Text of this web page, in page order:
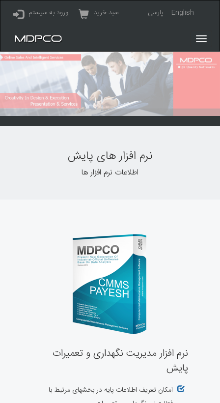
پارسی English ورود به سیستم سبد خرید
نرم افزار های پایش
اطلاعات نرم افزار ها
نرم افزار مدیریت نگهداری و تعمیرات
پایش
امکان تعریف اطلاعات پایه در بخشهای مرتبط با